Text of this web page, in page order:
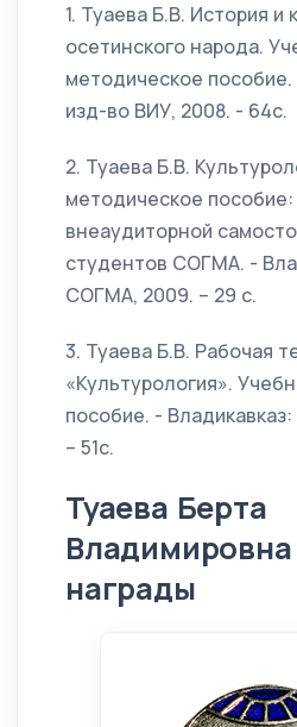
1. Туаева Б.В. История и
осетинского народа.
методическое пособие.
изд-во ВИУ, 2008. - 64с.
2. Туаева Б.В.
методическое
внеаудиторной
студентов СОГМА. -
СОГМА, 2009. – 29 с.
3. Туаева Б.В. Рабочая
«Культурология».
пособие. -
– 51с.
Туаева Берта
награды